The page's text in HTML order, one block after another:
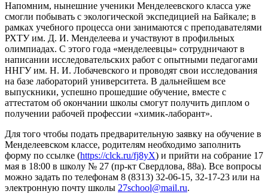
Напомним, нынешние ученики Менделеевского класса уже
смогли побывать с экологической экспедицией на Байкале; в
рамках учебного процесса они занимаются с преподавателями
РХТУ им. Д. И. Менделеева и участвуют в профильных
олимпиадах. С этого года «менделеевцы» сотрудничают в
написании исследовательских работ с опытными педагогами
ННГУ им. Н. И. Лобачевского и проводят свои исследования
на базе лабораторий университета. В дальнейшем все
выпускники, успешно прошедшие обучение, вместе с
аттестатом об окончании школы смогут получить диплом о
получении рабочей профессии «химик-лаборант».
Для того чтобы подать предварительную заявку на обучение в
Менделеевском классе, родителям необходимо заполнить
форму по ссылке (https://clck.ru/fj8yX) и прийти на собрание 17
мая в 18:00 в школу № 27 (пр-кт Свердлова, 88а). Все вопросы
можно задать по телефонам 8 (8313) 32-06-15, 32-17-23 или на
электронную почту школы 27school@mail.ru.